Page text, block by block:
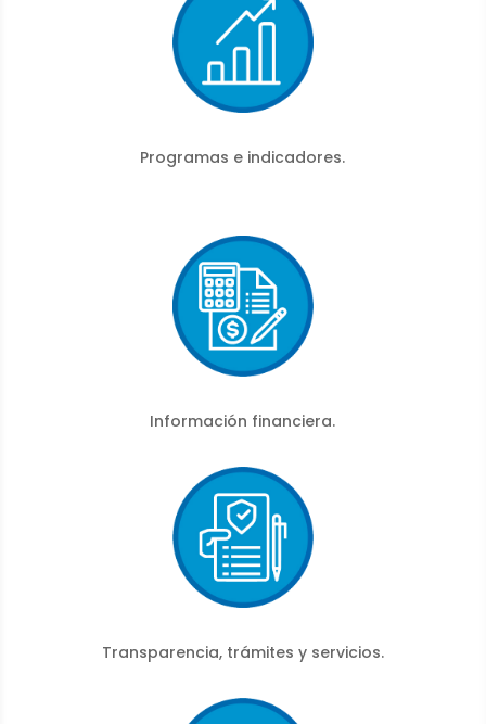
Programas e indicadores.
Información financiera.
Transparencia, trámites y servicios.